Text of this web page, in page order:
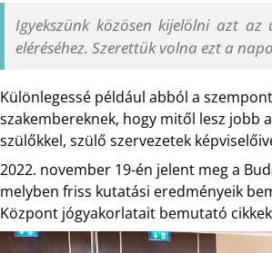
Igyekszünk közösen kijelölni azt
eléréséhez. Szerettük volna ezt a
Különlegessé például abból a
szakembereknek, hogy mitől lesz jobb
szülőkkel, szülő szervezetek
2022. november 19-én jelent meg a
melyben friss kutatási eredményeik
Központ jógyakorlatait bemutató